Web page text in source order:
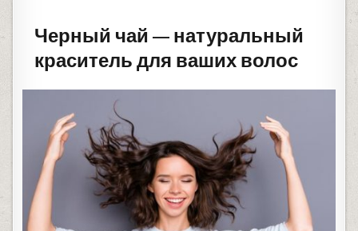
Черный чай — натуральный
краситель для ваших волос